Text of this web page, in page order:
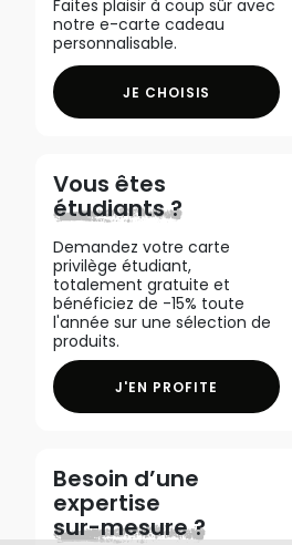
Faites plaisir à coup sûr avec
notre e-carte cadeau
personnalisable.
JE CHOISIS
Vous êtes
étudiants ?
Demandez votre carte
privilège étudiant,
totalement gratuite et
bénéficiez de -15% toute
l'année sur une sélection de
produits.
J'EN PROFITE
Besoin d’une
expertise
sur-mesure ?